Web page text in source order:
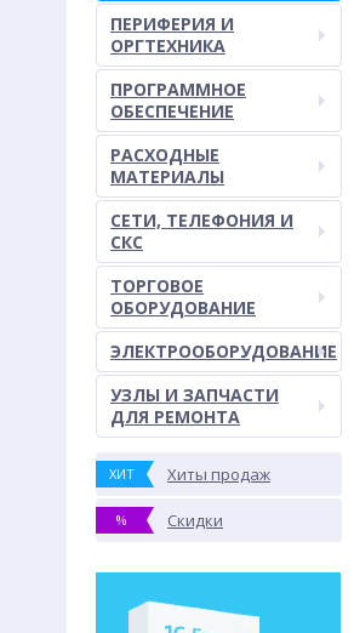
ПЕРИФЕРИЯ И
ОРГТЕХНИКА
ПРОГРАММНОЕ
ОБЕСПЕЧЕНИЕ
РАСХОДНЫЕ
МАТЕРИАЛЫ
СЕТИ, ТЕЛЕФОНИЯ И
СКС
ТОРГОВОЕ
ОБОРУДОВАНИЕ
ЭЛЕКТРООБОРУДОВАНИЕ
УЗЛЫ И ЗАПЧАСТИ
ДЛЯ РЕМОНТА
ХИТ Хиты продаж
% Скидки